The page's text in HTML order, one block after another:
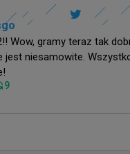
Wow, gramy teraz tak
jest niesamowite.
9